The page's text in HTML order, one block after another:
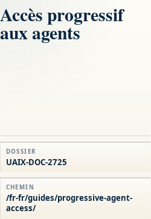
Accès progressif
aux agents
DOSSIER
UAIX-DOC-2725
CHEMIN
/fr-fr/guides/progressive-agent-
access/